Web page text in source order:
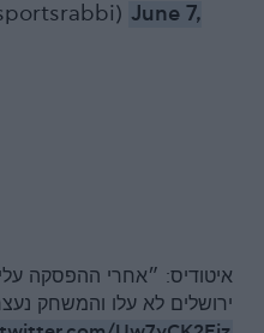
June 7,
איטודיס: ״אחרי ההפסקה
ירושלים לא עלו והמשחק